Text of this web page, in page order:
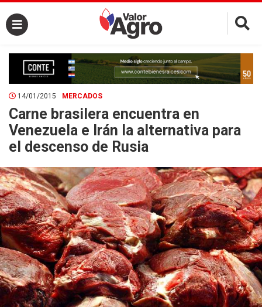
×
14/01/2015 MERCADOS
Carne brasilera encuentra en
Venezuela e Irán la alternativa para
el descenso de Rusia